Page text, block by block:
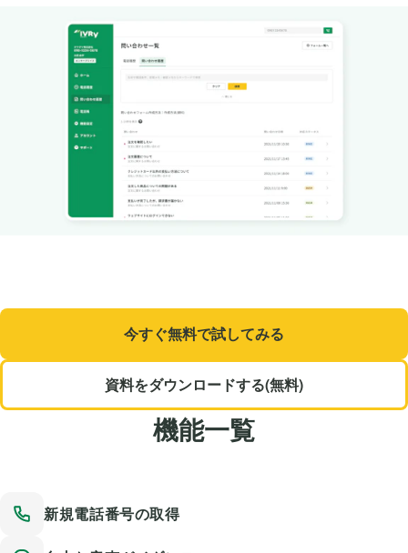
今すぐ無料で試してみる
資料をダウンロードする(無料)
機能一覧
新規電話番号の取得